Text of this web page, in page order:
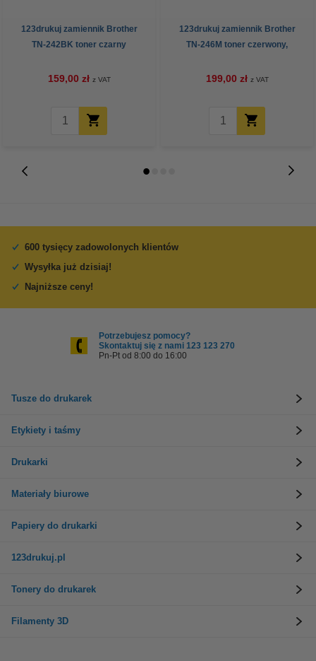
123drukuj zamiennik Brother
TN-242BK toner czarny
159,00 zł z VAT
123drukuj zamiennik Brother
TN-246M toner czerwony,
199,00 zł z VAT
600 tysięcy zadowolonych klientów
Wysyłka już dzisiaj!
Najniższe ceny!
Potrzebujesz pomocy?
Skontaktuj się z nami 123 123 270
Pn-Pt od 8:00 do 16:00
Tusze do drukarek
Etykiety i taśmy
Drukarki
Materiały biurowe
Papiery do drukarki
123drukuj.pl
Tonery do drukarek
Filamenty 3D